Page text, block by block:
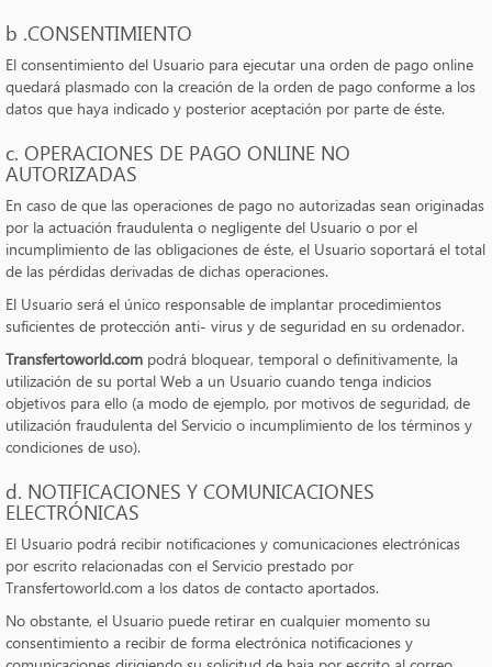
b .CONSENTIMIENTO
El consentimiento del Usuario para ejecutar una orden de pago online
quedará plasmado con la creación de la orden de pago conforme a los
datos que haya indicado y posterior aceptación por parte de éste.
c. OPERACIONES DE PAGO ONLINE NO
AUTORIZADAS
En caso de que las operaciones de pago no autorizadas sean originadas
por la actuación fraudulenta o negligente del Usuario o por el
incumplimiento de las obligaciones de éste, el Usuario soportará el total
de las pérdidas derivadas de dichas operaciones.
El Usuario será el único responsable de implantar procedimientos
suficientes de protección anti- virus y de seguridad en su ordenador.
Transfertoworld.com podrá bloquear, temporal o definitivamente, la
utilización de su portal Web a un Usuario cuando tenga indicios
objetivos para ello (a modo de ejemplo, por motivos de seguridad, de
utilización fraudulenta del Servicio o incumplimiento de los términos y
condiciones de uso).
d. NOTIFICACIONES Y COMUNICACIONES
ELECTRÓNICAS
El Usuario podrá recibir notificaciones y comunicaciones electrónicas
por escrito relacionadas con el Servicio prestado por
Transfertoworld.com a los datos de contacto aportados.
No obstante, el Usuario puede retirar en cualquier momento su
consentimiento a recibir de forma electrónica notificaciones y